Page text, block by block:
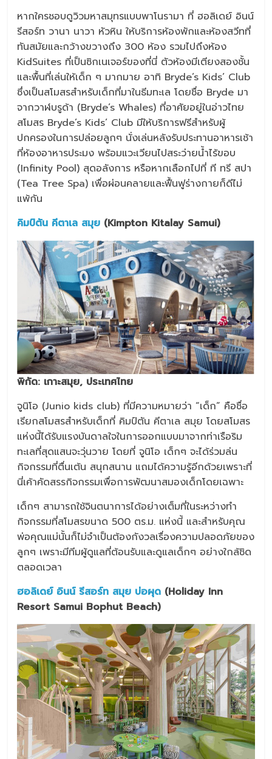
หากใครชอบดูวิวมหาสมุทรแบบพาโนรามา ที่ ฮอลิเดย์ อินน์
รีสอร์ท วานา นาวา หัวหิน ให้บริการห้องพักและห้องสวีทที่
ทันสมัยและกว้างขวางถึง 300 ห้อง รวมไปถึงห้อง
KidSuites ที่เป็นซิกเนเจอร์ของที่นี่ ตัวห้องมีเตียงสองชั้น
และพื้นที่เล่นให้เด็ก ๆ มากมาย อาทิ Bryde’s Kids’ Club
ซึ่งเป็นสโมสรสำหรับเด็กที่มาในธีมทะเล โดยชื่อ Bryde มา
จากวาฬบรูด้า (Bryde’s Whales) ที่อาศัยอยู่ในอ่าวไทย
สโมสร Bryde’s Kids’ Club มีให้บริการฟรีสำหรับผู้
ปกครองในการปล่อยลูกๆ นั่งเล่นหลังรับประทานอาหารเช้า
ที่ห้องอาหารประมง พร้อมแวะเวียนไปสระว่ายน้ำไร้ขอบ
(Infinity Pool) สุดอลังการ หรือหากเลือกไปที่ ที ทรี สปา
(Tea Tree Spa) เพื่อผ่อนคลายและฟื้นฟูร่างกายก็ดีไม่
แพ้กัน
คิมป์ตัน คีตาเล สมุย (Kimpton Kitalay Samui)
พิกัด: เกาะสมุย, ประเทศไทย
จูนิโอ (Junio kids club) ที่มีความหมายว่า “เด็ก” คือชื่อ
เรียกสโมสรสำหรับเด็กที่ คิมป์ตัน คีตาเล สมุย โดยสโมสร
แห่งนี้ได้รับแรงบันดาลใจในการออกแบบมาจากท่าเรือริม
ทะเลที่สุดแสนจะวุ่นวาย โดยที่ จูนิโอ เด็กๆ จะได้ร่วมล่น
กิจกรรมที่ตื่นเต้น สนุกสนาน แถมได้ความรู้อีกด้วยเพราะที่
นี่เค้าคัดสรรกิจกรรมเพื่อการพัฒนาสมองเด็กโดยเฉพาะ
เด็กๆ สามารถใช้จินตนาการได้อย่างเต็มที่ในระหว่างทำ
กิจกรรมที่สโมสรขนาด 500 ตร.ม. แห่งนี้ และสำหรับคุณ
พ่อคุณแม่นั้นก็ไม่จำเป็นต้องกังวลเรื่องความปลอดภัยของ
ลูกๆ เพราะมีทีมผู้ดูแลที่ต้อนรับและดูแลเด็กๆ อย่างใกล้ชิด
ตลอดเวลา
ฮอลิเดย์ อินน์ รีสอร์ท สมุย บ่อผุด (Holiday Inn
Resort Samui Bophut Beach)